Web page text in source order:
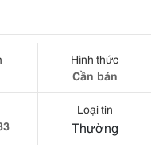
Hình thức
Cần bán
Loại tin
Thường